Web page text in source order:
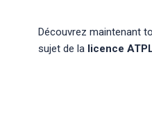
Découvrez maintenant
sujet de lalicence